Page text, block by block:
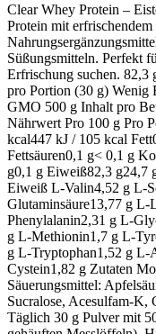
Clear Whey Protein –
Protein mit
Süßungsmitteln. Perfekt
Erfrischung suchen.
pro Portion (30 g) Wenig
GMO 500 g Inhalt pro
Nährwert Pro 100 g Pro
kcal447 kJ / 105 kcal
Fettsäuren0,1 g< 0,1 g
g0,1 g Eiweiß82,3 g24,7
Eiweiß L-Valin4,52 g L-
Glutaminsäure13,77 g
Phenylalanin2,31 g L-
g L-Methionin1,7 g L-
g L-Tryptophan1,52 g L-
Cystein1,82 g Zutaten
Säuerungsmittel:
Sucralose, Acesulfam-K,
Täglich 30 g Pulver mit